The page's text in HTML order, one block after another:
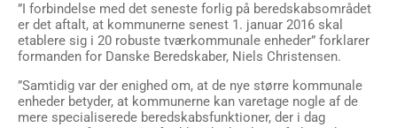
”I forbindelse med det seneste forlig på beredskabsområdet
er det aftalt, at kommunerne senest 1. januar 2016 skal
etablere sig i 20 robuste tværkommunale enheder” forklarer
formanden for Danske Beredskaber, Niels Christensen.
”Samtidig var der enighed om, at de nye større kommunale
enheder betyder, at kommunerne kan varetage nogle af de
mere specialiserede beredskabsfunktioner, der i dag